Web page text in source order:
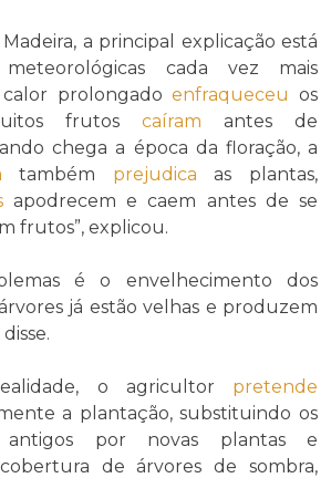
a principal explicação está
cada vez mais
calor prolongadoenfraqueceu os
frutos caíram antes de
chega a época da floração, a
também prejudica as plantas,
apodrecem e caem antes de se
frutos”, explicou.
é o envelhecimento dos
já estão velhas e produzem
o agricultor pretende
a plantação, substituindo os
antigos por novas plantas e
de árvores de sombra,